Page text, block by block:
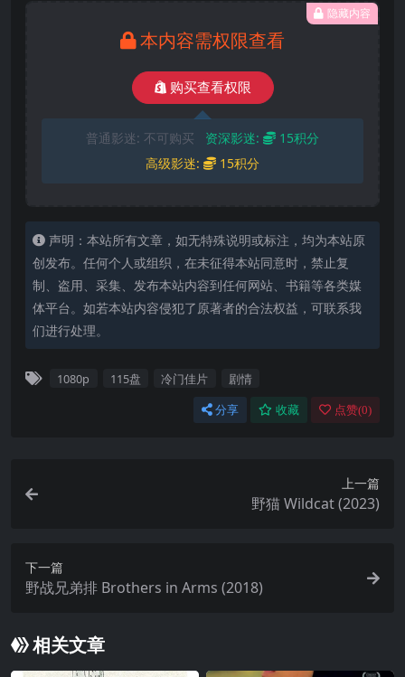
隐藏内容
本内容需权限查看
购买查看权限
普通影迷: 不可购买 资深影迷:
15积分
高级影迷:
15积分
声明：本站所有文章，如无特殊说明或标注，均为本站原
创发布。任何个人或组织，在未征得本站同意时，禁止复
制、盗用、采集、发布本站内容到任何网站、书籍等各类媒
体平台。如若本站内容侵犯了原著者的合法权益，可联系我
们进行处理。
1080p 115盘 冷门佳片 剧情
分享 收藏 点赞(0)
上一篇
野猫 Wildcat (2023)
下一篇
野战兄弟排 Brothers in Arms (2018)
相关文章